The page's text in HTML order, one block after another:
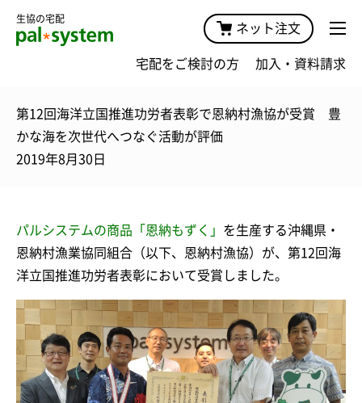
生協の宅配
ネット注文
宅配をご検討の方 加入・資料請求
第12回海洋立国推進功労者表彰で恩納村漁協が受賞 豊
かな海を次世代へつなぐ活動が評価
2019年8月30日
パルシステムの商品「恩納もずく」 を生産する沖縄県・
恩納村漁業協同組合（以下、恩納村漁協）が、第12回海
洋立国推進功労者表彰において受賞しました。